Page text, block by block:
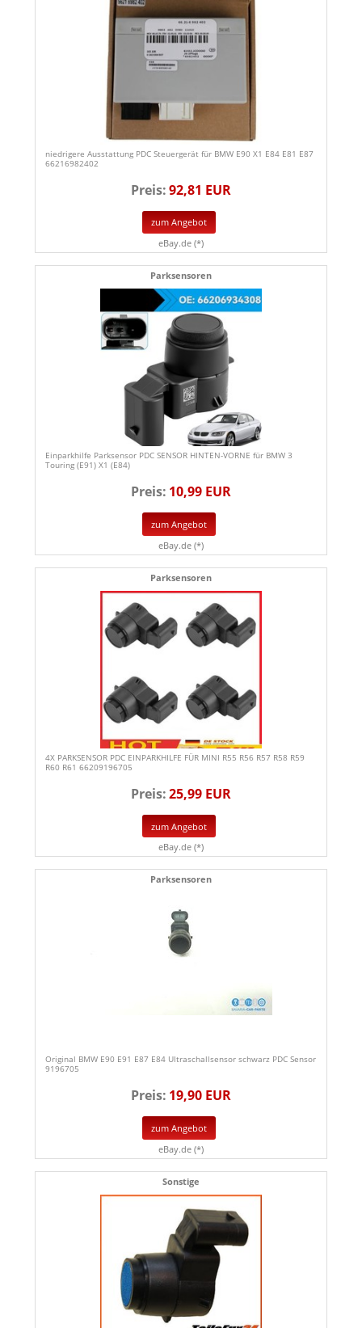
niedrigere Ausstattung PDC Steuergerät für BMW E90 X1 E84 E81 E87
66216982402
Preis:92,81 EUR
zum Angebot
eBay.de (*)
Parksensoren
Einparkhilfe Parksensor PDC SENSOR HINTEN-VORNE für BMW 3
Touring (E91) X1 (E84)
Preis: 10,99 EUR
zum Angebot
eBay.de (*)
Parksensoren
4X PARKSENSOR PDC EINPARKHILFE FÜR MINI R55 R56 R57 R58 R59
R60 R61 66209196705
Preis:25,99 EUR
zum Angebot
eBay.de (*)
Parksensoren
Original BMW E90 E91 E87 E84 Ultraschallsensor schwarz PDC Sensor
9196705
Preis: 19,90 EUR
zum Angebot
eBay.de (*)
Sonstige